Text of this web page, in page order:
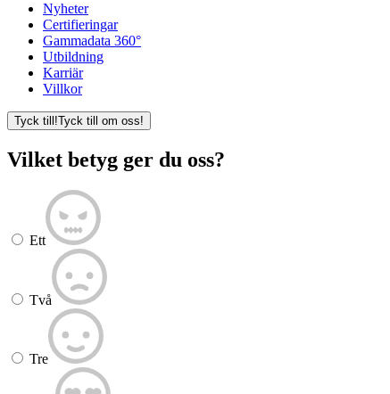
Nyheter
Certifieringar
Gammadata 360°
Utbildning
Karriär
Villkor
Tyck till!Tyck till om oss!
Vilket betyg ger du oss?
Ett
Två
Tre